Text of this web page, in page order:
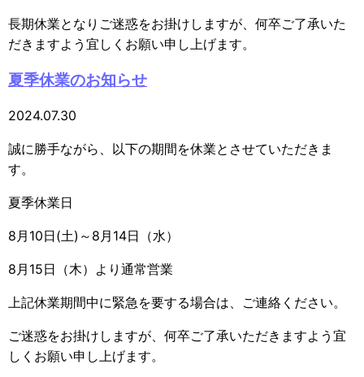
長期休業となりご迷惑をお掛けしますが、何卒ご了承いた
だきますよう宜しくお願い申し上げます。
夏季休業のお知らせ
2024.07.30
誠に勝手ながら、以下の期間を休業とさせていただきま
す。
夏季休業日
8月10日(土)～8月14日（水）
8月15日（木）より通常営業
上記休業期間中に緊急を要する場合は、ご連絡ください。
ご迷惑をお掛けしますが、何卒ご了承いただきますよう宜
しくお願い申し上げます。